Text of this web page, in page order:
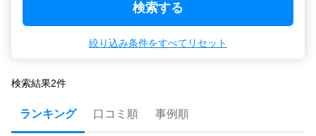
検索する
絞り込み条件をすべてリセット
検索結果2件
ランキング 口コミ順 事例順